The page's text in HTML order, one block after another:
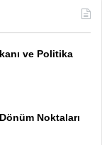
ve Politika
Noktaları